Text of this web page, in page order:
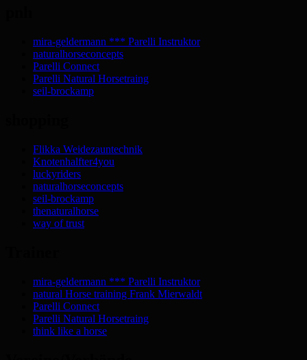
mira-geldermann *** Parelli Instruktor
naturalhorseconcepts
Parelli Connect
Parelli Natural Horsetraing
seil-brockamp
Flikka Weidezauntechnik
Knotenhalfter4you
luckyriders
naturalhorseconcepts
seil-brockamp
thenaturalhorse
way of trust
mira-geldermann *** Parelli Instruktor
natural Horse training Frank Mierwaldt
Parelli Connect
Parelli Natural Horsetraing
think like a horse